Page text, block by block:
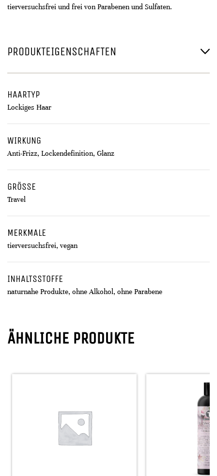
tierversuchsfrei und frei von Parabenen und Sulfaten.
PRODUKTEIGENSCHAFTEN
HAARTYP
Lockiges Haar
WIRKUNG
Anti-Frizz, Lockendefinition, Glanz
GRÖSSE
Travel
MERKMALE
tierversuchsfrei, vegan
INHALTSSTOFFE
naturnahe Produkte, ohne Alkohol, ohne Parabene
ÄHNLICHE PRODUKTE